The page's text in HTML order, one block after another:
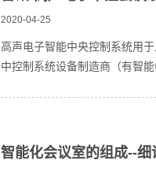
2020-04-25
高声电子智能中央控制系统用
中控制系统设备制造商（有智
智能化会议室的组成--